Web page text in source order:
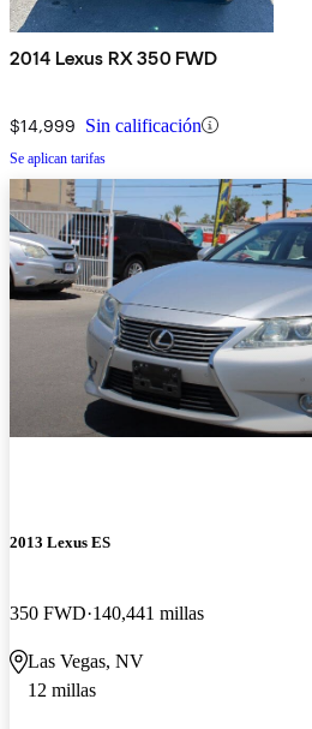
2014 Lexus RX 350 FWD
$14,999 Sin calificación
Se aplican tarifas
2013 Lexus ES
350 FWD 140,441 millas
Las Vegas, NV
12 millas